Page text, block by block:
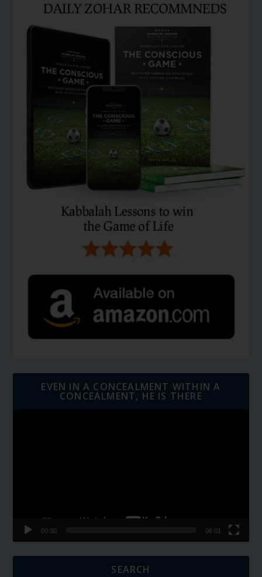
EVEN IN A CONCEALMENT WITHIN A
CONCEALMENT, HE IS THERE
00:00 06:01
SEARCH